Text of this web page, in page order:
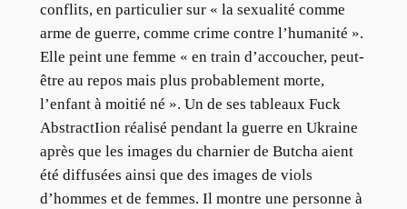
conflits, en particulier sur « la sexualité comme
arme de guerre, comme crime contre l’humanité ».
Elle peint une femme « en train d’accoucher, peut-
être au repos mais plus probablement morte,
l’enfant à moitié né ». Un de ses tableaux Fuck
AbstractIion réalisé pendant la guerre en Ukraine
après que les images du charnier de Butcha aient
été diffusées ainsi que des images de viols
d’hommes et de femmes. Il montre une personne à